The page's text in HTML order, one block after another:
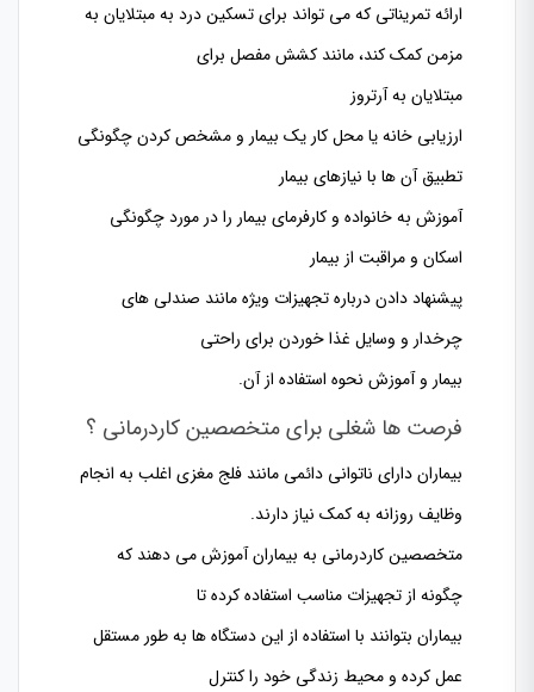
ارائه تمریناتی که می تواند برای تسکین درد به مبتلایان به
مزمن کمک کند، مانند کشش مفصل برای
مبتلایان به آرتروز
ارزیابی خانه یا محل کار یک بیمار و مشخص کردن چگونگی
تطبیق آن ها با نیازهای بیمار
آموزش به خانواده و کارفرمای بیمار را در مورد چگونگی
اسکان و مراقبت از بیمار
پیشنهاد دادن درباره تجهیزات ویژه مانند صندلی های
چرخدار و وسایل غذا خوردن برای راحتی
بیمار و آموزش نحوه استفاده از آن.
فرصت ها شغلی برای متخصصین کاردرمانی ؟
بیماران دارای ناتوانی دائمی مانند فلج مغزی اغلب به انجام
وظایف روزانه به کمک نیاز دارند.
متخصصین کاردرمانی به بیماران آموزش می دهند که
چگونه از تجهیزات مناسب استفاده کرده تا
بیماران بتوانند با استفاده از این دستگاه ها به طور مستقل
عمل کرده و محیط زندگی خود را کنترل